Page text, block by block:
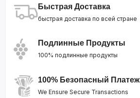
Быстрая Доставка
быстрая доставка по всей стране
Подлинные Продукты
100% подлинные продукты
100% Безопасный Платеж
We Ensure Secure Transactions